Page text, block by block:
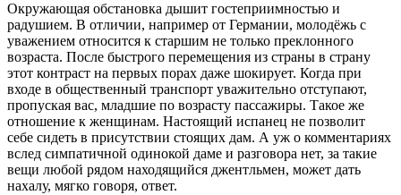
Окружающая обстановка дышит гостеприимностью и
радушием. В отличии, например от Германии, молодёжь с
уважением относится к старшим не только преклонного
возраста. После быстрого перемещения из страны в страну
этот контраст на первых порах даже шокирует. Когда при
входе в общественный транспорт уважительно отступают,
пропуская вас, младшие по возрасту пассажиры. Такое же
отношение к женщинам. Настоящий испанец не позволит
себе сидеть в присутствии стоящих дам. А уж о комментариях
вслед симпатичной одинокой даме и разговора нет, за такие
вещи любой рядом находящийся джентльмен, может дать
нахалу, мягко говоря, ответ.